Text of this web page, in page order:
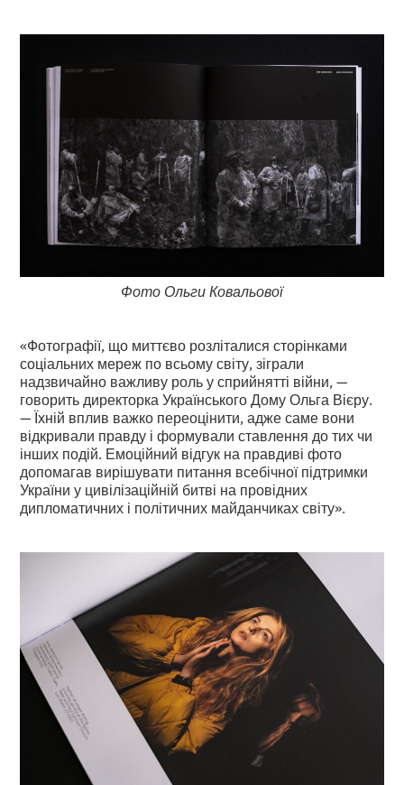
Фото Ольги Ковальової
«Фотографії, що миттєво розліталися сторінками
соціальних мереж по всьому світу, зіграли
надзвичайно важливу роль у сприйнятті війни, —
говорить директорка Українського Дому Ольга Вієру.
— Їхній вплив важко переоцінити, адже саме вони
відкривали правду і формували ставлення до тих чи
інших подій. Емоційний відгук на правдиві фото
допомагав вирішувати питання всебічної підтримки
України у цивілізаційній битві на провідних
дипломатичних і політичних майданчиках світу».